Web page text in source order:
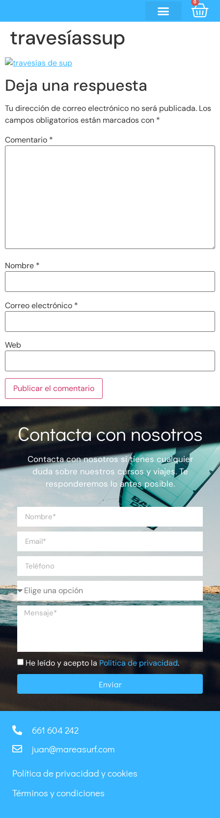
0
travesíassup
Deja una respuesta
Tu dirección de correo electrónico no será publicada. Los
campos obligatorios están marcados con *
Comentario *
Nombre *
Correo electrónico *
Web
Contacta con nosotros
Contacta con nosotros si tienes cualquier
duda sobre nuestros cursos y viajes. Te
responderemos lo antes posible.
He leído y acepto la Política de privacidad.
Enviar
661 604 242
juan@mareasurf.com
Política de privacidad y cookies
Términos y condiciones